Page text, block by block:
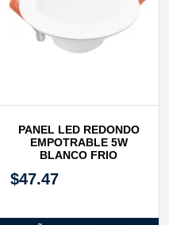
PANEL LED REDONDO
EMPOTRABLE 5W
BLANCO FRIO
$47.47